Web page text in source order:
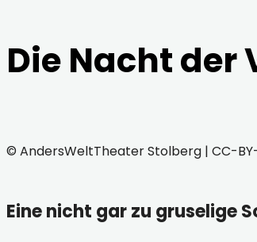
Die Nacht der
© AndersWeltTheater Stolberg | CC-
Eine nicht gar zu gruselige